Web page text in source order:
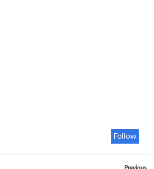
Follow